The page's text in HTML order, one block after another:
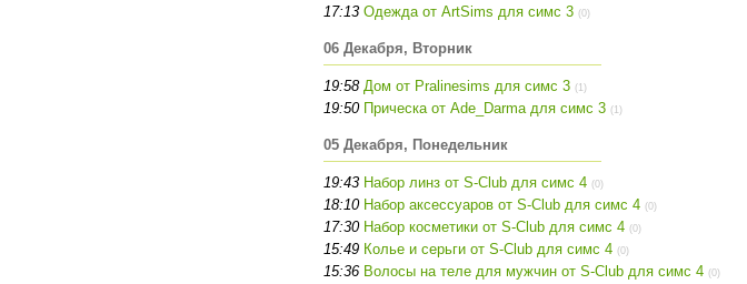
17:13 Одежда от ArtSims для симс 3 (0)
06 Декабря, Вторник
19:58 Дом от Pralinesims для симс 3 (1)
19:50 Прическа от Ade_Darma для симс 3 (1)
05 Декабря, Понедельник
19:43 Набор линз от S-Club для симс 4 (0)
18:10 Набор аксессуаров от S-Club для симс 4 (0)
17:30 Набор косметики от S-Club для симс 4 (0)
15:49 Колье и серьги от S-Club для симс 4 (0)
15:36 Волосы на теле для мужчин от S-Club для симс 4 (0)